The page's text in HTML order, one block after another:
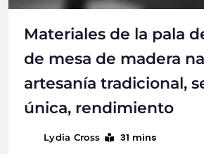
Materiales de la pala
de mesa de madera
artesanía tradicional,
única, rendimiento
Lydia Cross 31 mins